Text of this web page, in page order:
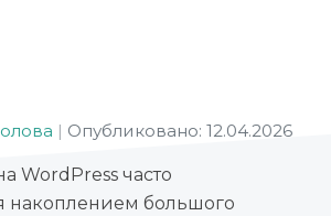
| Опубликовано: 12.04.2026
WordPress часто
накоплением большого